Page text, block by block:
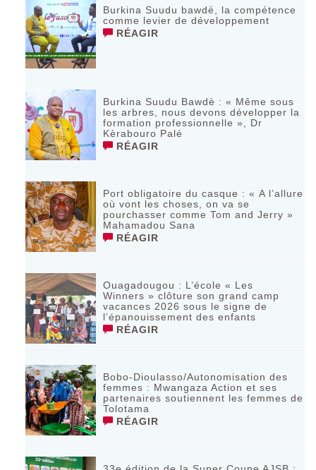
Burkina Suudu bawdè, la compétence
comme levier de développement
RÉAGIR
Burkina Suudu Bawdè : « Même sous
les arbres, nous devons développer la
formation professionnelle », Dr
Kèrabouro Palé
RÉAGIR
Port obligatoire du casque : « A l’allure
où vont les choses, on va se
pourchasser comme Tom and Jerry »
Mahamadou Sana
RÉAGIR
Ouagadougou : L’école « Les
Winners » clôture son grand camp
vacances 2026 sous le signe de
l’épanouissement des enfants
RÉAGIR
Bobo-Dioulasso/Autonomisation des
femmes : Mwangaza Action et ses
partenaires soutiennent les femmes de
Tolotama
RÉAGIR